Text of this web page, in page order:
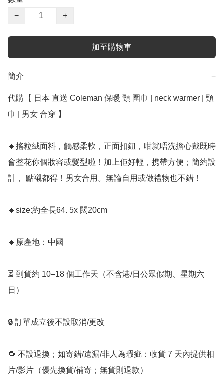
−
+
加至購物車
簡介 −
代購【 日本 直送 Coleman 保暖 頸 圍巾 | neck warmer | 頸
巾 | 男女 合穿 】
🔹搖粒絨面料，觸感柔軟，正面扣鈕，咁就唔洗擔心戴既時
會整花你個妝容或髮型啦！加上佢好輕，携帶方便；簡約設
計， 點襯都得！男女合用。無論自用或做禮物也不錯！
🔹size:約全長64. 5x 闊20cm
🔹原產地：中國
⏳ 到貨約 10–18 個工作天（不含港/日公眾假期、星期六
日）
🔒 訂單成立後不設取消/更改
🔁 不設退換；如寄錯/遺漏/非人為瑕疵：收貨 7 天內提供相
片/影片（優先換貨/補寄；無貨則退款）